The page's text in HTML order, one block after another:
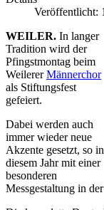
Veröffentlicht:
WEILER. In langer
Tradition wird der
Pfingstmontag beim
WeilererMännerchor
als Stiftungsfest
gefeiert.
Dabei werden auch
immer wieder neue
Akzente gesetzt, so in
diesem Jahr mit einer
besonderen
Messgestaltung in